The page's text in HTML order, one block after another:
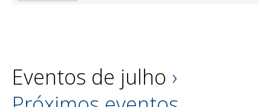
Eventos de julho ›